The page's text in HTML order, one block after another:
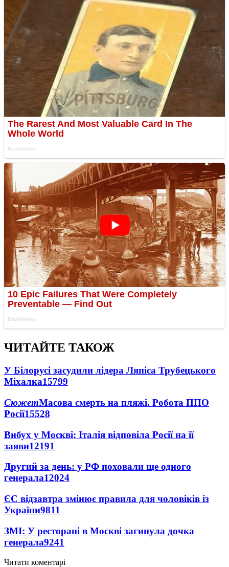
ЧИТАЙТЕ ТАКОЖ
У Білорусі засудили лідера Ляпіса Трубецького
Міхалка15799
СюжетМасова смерть на пляжі. Робота ППО
Росії15528
Вибух у Москві: Італія відповіла Росії на її
заяви12191
Другий за день: у РФ поховали ще одного
генерала12024
ЄС відзавтра змінює правила для чоловіків із
України9811
ЗМІ: У ресторані в Москві загинула дочка
генерала9241
Читати коментарі